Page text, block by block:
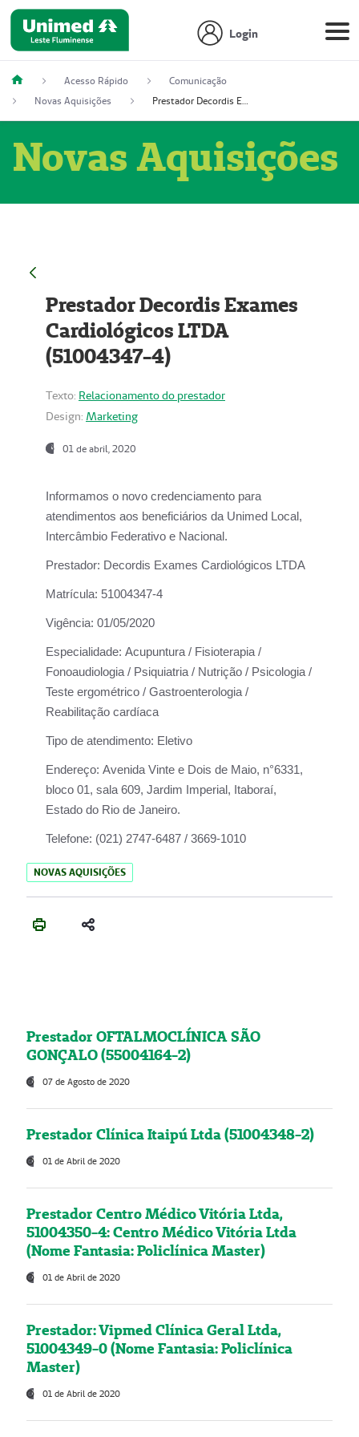
Login
Acesso Rápido
Comunicação
Novas Aquisições
Prestador Decordis Exames Cardiológicos LTDA (51004347-4)
Novas Aquisições
Prestador Decordis Exames
Cardiológicos LTDA
(51004347-4)
Texto: Relacionamento do prestador
Design: Marketing
01 de abril, 2020
Informamos o novo credenciamento para
atendimentos aos beneficiários da Unimed Local,
Intercâmbio Federativo e Nacional.
Prestador: Decordis Exames Cardiológicos LTDA
Matrícula: 51004347-4
Vigência: 01/05/2020
Especialidade: Acupuntura / Fisioterapia /
Fonoaudiologia / Psiquiatria / Nutrição / Psicologia /
Teste ergométrico / Gastroenterologia /
Reabilitação cardíaca
Tipo de atendimento: Eletivo
Endereço: Avenida Vinte e Dois de Maio, n°6331,
bloco 01, sala 609, Jardim Imperial, Itaboraí,
Estado do Rio de Janeiro.
Telefone: (021) 2747-6487 / 3669-1010
NOVAS AQUISIÇÕES
Prestador OFTALMOCLÍNICA SÃO
GONÇALO (55004164-2)
07 de Agosto de 2020
Prestador Clínica Itaipú Ltda (51004348-2)
01 de Abril de 2020
Prestador Centro Médico Vitória Ltda,
51004350-4: Centro Médico Vitória Ltda
(Nome Fantasia: Policlínica Master)
01 de Abril de 2020
Prestador: Vipmed Clínica Geral Ltda,
51004349-0 (Nome Fantasia: Policlínica
Master)
01 de Abril de 2020